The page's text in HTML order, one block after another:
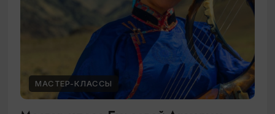
МАСТЕР-КЛАССЫ